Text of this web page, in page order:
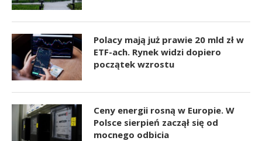
Polacy mają już prawie 20 mld zł w
ETF-ach. Rynek widzi dopiero
początek wzrostu
Ceny energii rosną w Europie. W
Polsce sierpień zaczął się od
mocnego odbicia